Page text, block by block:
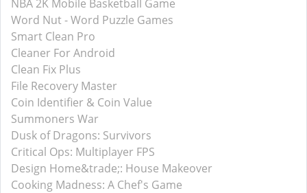
NBA 2K Mobile Basketball Game
Word Nut - Word Puzzle Games
Smart Clean Pro
Cleaner For Android
Clean Fix Plus
File Recovery Master
Coin Identifier & Coin Value
Summoners War
Dusk of Dragons: Survivors
Critical Ops: Multiplayer FPS
Design Home&trade;: House Makeover
Cooking Madness: A Chef's Game